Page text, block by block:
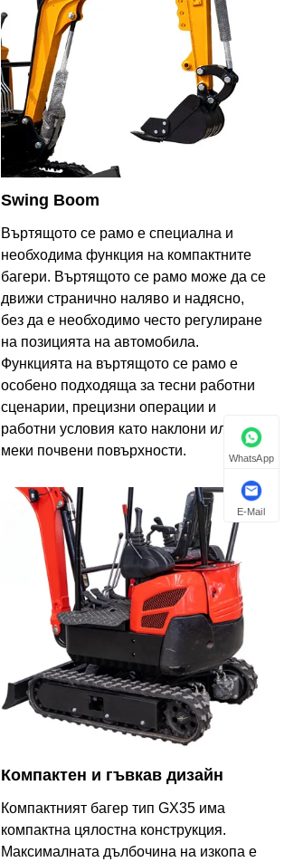
Swing Boom
Въртящото се рамо е специална и
необходима функция на компактните
багери. Въртящото се рамо може да се
движи странично наляво и надясно,
без да е необходимо често регулиране
на позицията на автомобила.
Функцията на въртящото се рамо е
особено подходяща за тесни работни
сценарии, прецизни операции и
работни условия като наклони или
меки почвени повърхности.
Компактен и гъвкав дизайн
Компактният багер тип GX35 има
компактна цялостна конструкция.
Максималната дълбочина на изкопа е
WhatsApp
E-Mail